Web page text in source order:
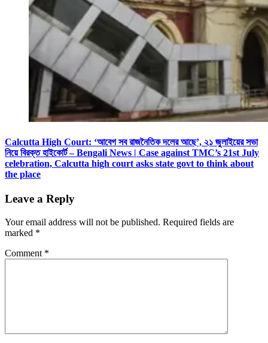
Calcutta High Court: ‘আবেগ সব রাজনৈতিক দলের আছে’, ২১ জুলাইয়ের সভা
নিয়ে বিরক্ত হাইকোর্ট – Bengali News | Case against TMC’s 21st July
celebration, Calcutta high court asks state govt to think about
the place
Leave a Reply
Your email address will not be published. Required fields are
marked *
Comment *